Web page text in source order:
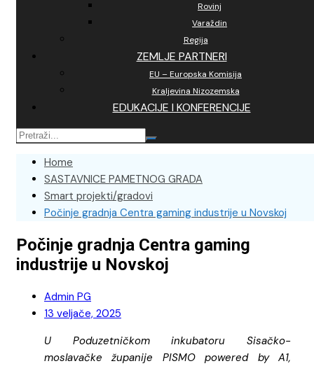
Rovinj
Varaždin
Regija
ZEMLJE PARTNERI
EU – Europska Komisija
Kraljevina Nizozemska
EDUKACIJE I KONFERENCIJE
Home
SASTAVNICE PAMETNOG GRADA
Smart projekti/gradovi
Počinje gradnja Centra gaming industrije u Novskoj
Počinje gradnja Centra gaming
industrije u Novskoj
Admin PG
13 veljače, 2025
U Poduzetničkom inkubatoru Sisačko-
moslavačke županije PISMO powered by A1,